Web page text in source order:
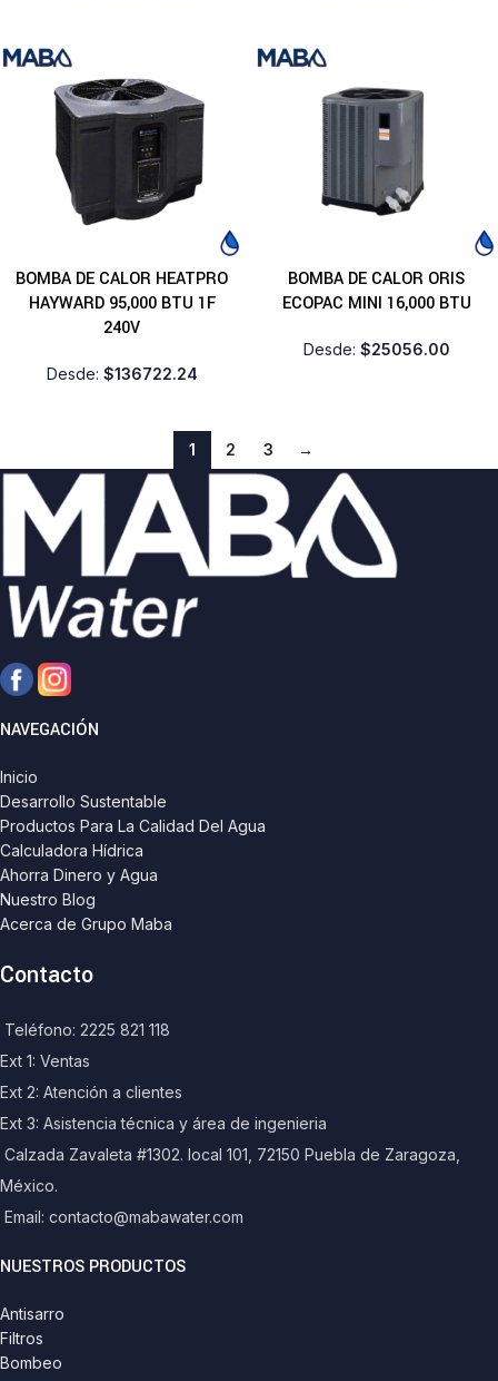
BOMBA DE CALOR HEATPRO
HAYWARD 95,000 BTU 1F
240V
Desde: $136722.24
BOMBA DE CALOR ORIS
ECOPAC MINI 16,000 BTU
Desde: $25056.00
1 2 3 →
NAVEGACIÓN
Inicio
Desarrollo Sustentable
Productos Para La Calidad Del Agua
Calculadora Hídrica
Ahorra Dinero y Agua
Nuestro Blog
Acerca de Grupo Maba
Contacto
Teléfono: 2225 821 118
Ext 1: Ventas
Ext 2: Atención a clientes
Ext 3: Asistencia técnica y área de ingenieria
Calzada Zavaleta #1302. local 101, 72150 Puebla de Zaragoza,
México.
Email: contacto@mabawater.com
NUESTROS PRODUCTOS
Antisarro
Filtros
Bombeo